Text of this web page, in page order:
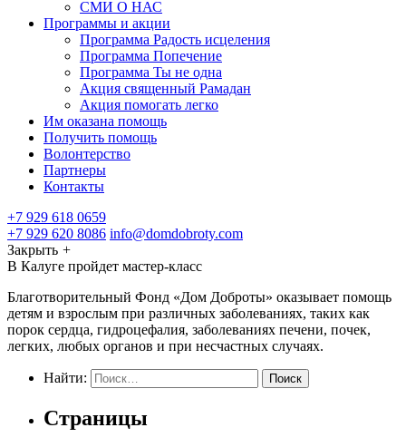
СМИ О НАС
Программы и акции
Программа Радость исцеления
Программа Попечение
Программа Ты не одна
Акция священный Рамадан
Акция помогать легко
Им оказана помощь
Получить помощь
Волонтерство
Партнеры
Контакты
+7 929 618 0659
+7 929 620 8086 info@domdobroty.com
Закрыть +
В Калуге пройдет мастер-класс
Благотворительный Фонд «Дом Доброты» оказывает помощь
детям и взрослым при различных заболеваниях, таких как
порок сердца, гидроцефалия, заболеваниях печени, почек,
легких, любых органов и при несчастных случаях.
Найти:
Страницы